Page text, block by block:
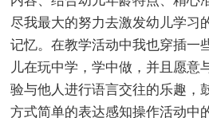
尽我最大的努力去激发幼儿学习
记忆。在教学活动中我也穿插一
儿在玩中学，学中做，并且愿意
验与他人进行语言交往的乐趣，
方式简单的表达感知操作活动中